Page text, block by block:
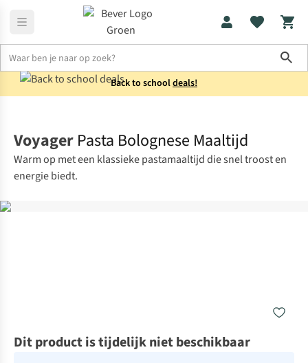
Back to schooldeals!
Voyager Pasta Bolognese Maaltijd
Warm op met een klassieke pastamaaltijd die snel troost en
energie biedt.
Dit product is tijdelijk niet beschikbaar